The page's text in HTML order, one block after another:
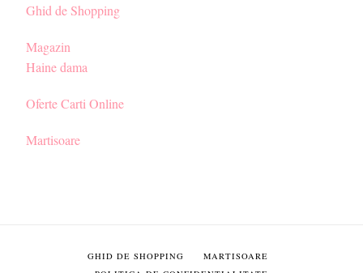
Ghid de Shopping
Magazin
Haine dama
Oferte Carti Online
Martisoare
GHID DE SHOPPING
MARTISOARE